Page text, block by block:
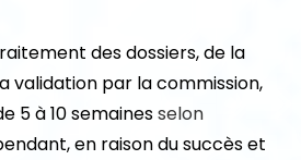
des dossiers, de la
validation par la commission,
5 à 10 semainesselon
en raison du succès et